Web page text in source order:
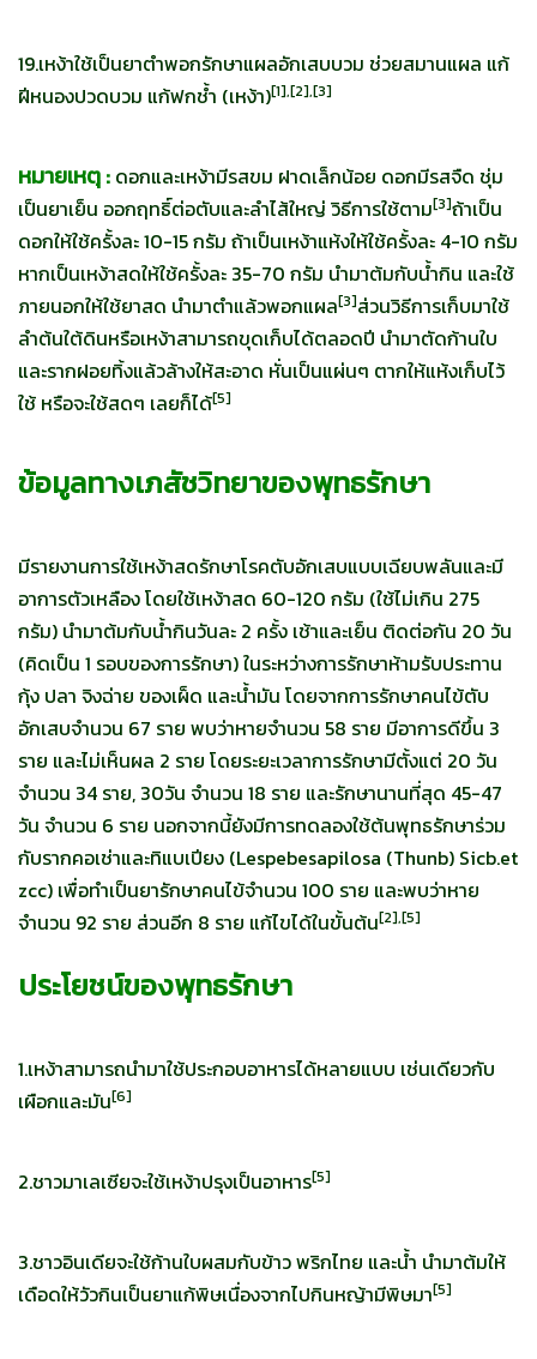
19.เหง้าใช้เป็นยาตำพอกรักษาแผลอักเสบบวม ช่วยสมานแผล แก้
ฝีหนองปวดบวม แก้ฟกช้ำ (เหง้า)[1],[2],[3]
หมายเหตุ : ดอกและเหง้ามีรสขม ฝาดเล็กน้อย ดอกมีรสจืด ชุ่ม
เป็นยาเย็น ออกฤทธิ์ต่อตับและลำไส้ใหญ่ วิธีการใช้ตาม[3]ถ้าเป็น
ดอกให้ใช้ครั้งละ 10-15 กรัม ถ้าเป็นเหง้าแห้งให้ใช้ครั้งละ 4-10 กรัม
หากเป็นเหง้าสดให้ใช้ครั้งละ 35-70 กรัม นำมาต้มกับน้ำกิน และใช้
ภายนอกให้ใช้ยาสด นำมาตำแล้วพอกแผล[3]ส่วนวิธีการเก็บมาใช้
ลำต้นใต้ดินหรือเหง้าสามารถขุดเก็บได้ตลอดปี นำมาตัดก้านใบ
และรากฝอยทิ้งแล้วล้างให้สะอาด หั่นเป็นแผ่นๆ ตากให้แห้งเก็บไว้
ใช้ หรือจะใช้สดๆ เลยก็ได้[5]
ข้อมูลทางเภสัชวิทยาของพุทธรักษา
มีรายงานการใช้เหง้าสดรักษาโรคตับอักเสบแบบเฉียบพลันและมี
อาการตัวเหลือง โดยใช้เหง้าสด 60-120 กรัม (ใช้ไม่เกิน 275
กรัม) นำมาต้มกับน้ำกินวันละ 2 ครั้ง เช้าและเย็น ติดต่อกัน 20 วัน
(คิดเป็น 1 รอบของการรักษา) ในระหว่างการรักษาห้ามรับประทาน
กุ้ง ปลา จิงฉ่าย ของเผ็ด และน้ำมัน โดยจากการรักษาคนไข้ตับ
อักเสบจำนวน 67 ราย พบว่าหายจำนวน 58 ราย มีอาการดีขึ้น 3
ราย และไม่เห็นผล 2 ราย โดยระยะเวลาการรักษามีตั้งแต่ 20 วัน
จำนวน 34 ราย, 30วัน จำนวน 18 ราย และรักษานานที่สุด 45-47
วัน จำนวน 6 ราย นอกจากนี้ยังมีการทดลองใช้ต้นพุทธรักษาร่วม
กับรากคอเช่าและทิแบเปียง (Lespebesapilosa (Thunb) Sicb.et
zcc) เพื่อทำเป็นยารักษาคนไข้จำนวน 100 ราย และพบว่าหาย
จำนวน 92 ราย ส่วนอีก 8 ราย แก้ไขได้ในขั้นต้น[2],[5]
ประโยชน์ของพุทธรักษา
1.เหง้าสามารถนำมาใช้ประกอบอาหารได้หลายแบบ เช่นเดียวกับ
เผือกและมัน[6]
2.ชาวมาเลเซียจะใช้เหง้าปรุงเป็นอาหาร[5]
3.ชาวอินเดียจะใช้ก้านใบผสมกับข้าว พริกไทย และน้ำ นำมาต้มให้
เดือดให้วัวกินเป็นยาแก้พิษเนื่องจากไปกินหญ้ามีพิษมา[5]